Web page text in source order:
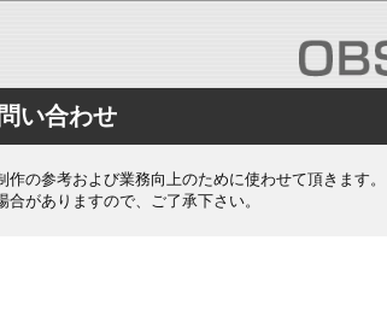
い合わせ
の参考および業務向上のために使わせて頂きます。
がありますので、ご了承下さい。